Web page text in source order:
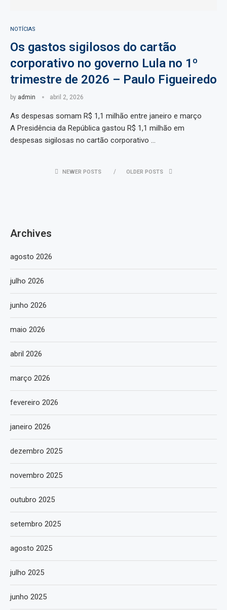
NOTÍCIAS
Os gastos sigilosos do cartão
corporativo no governo Lula no 1º
trimestre de 2026 – Paulo Figueiredo
by admin abril 2, 2026
As despesas somam R$ 1,1 milhão entre janeiro e março
A Presidência da República gastou R$ 1,1 milhão em
despesas sigilosas no cartão corporativo …
NEWER POSTS OLDER POSTS
Archives
agosto 2026
julho 2026
junho 2026
maio 2026
abril 2026
março 2026
fevereiro 2026
janeiro 2026
dezembro 2025
novembro 2025
outubro 2025
setembro 2025
agosto 2025
julho 2025
junho 2025